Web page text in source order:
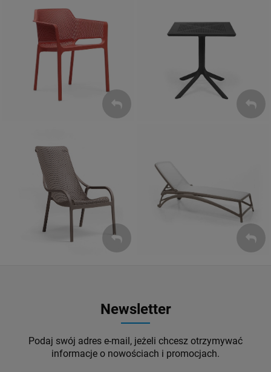
ZOBACZ ZOBACZ
Newsletter
Podaj swój adres e-mail, jeżeli chcesz otrzymywać
informacje o nowościach i promocjach.